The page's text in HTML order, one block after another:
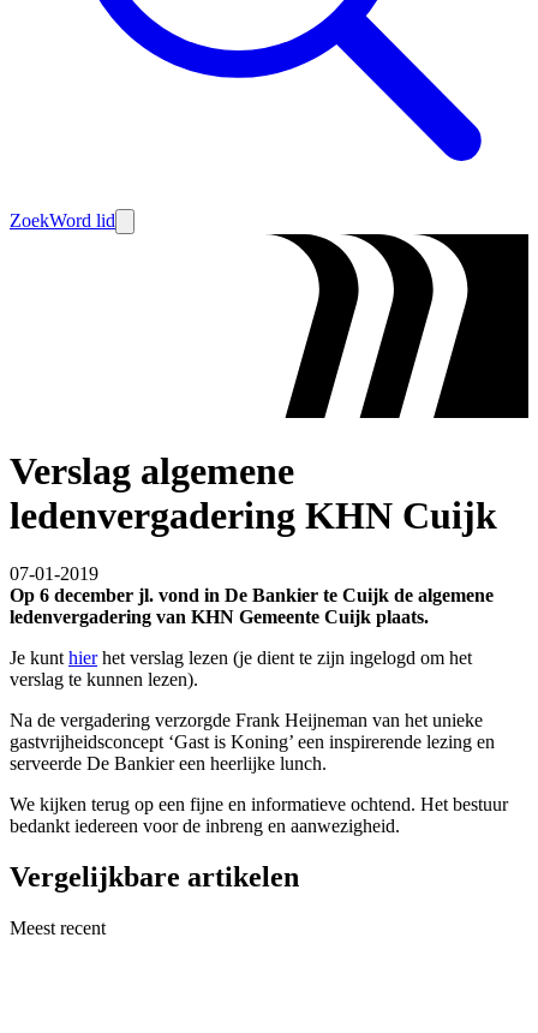
ZoekWord lid
Verslag algemene
ledenvergadering KHN Cuijk
07-01-2019
Op 6 december jl. vond in De Bankier te Cuijk de algemene
ledenvergadering van KHN Gemeente Cuijk plaats.
Je kunt hierhet verslag lezen (je dient te zijn ingelogd om het
verslag te kunnen lezen).
Na de vergadering verzorgde Frank Heijneman van het unieke
gastvrijheidsconcept ‘Gast is Koning’ een inspirerende lezing en
serveerde De Bankier een heerlijke lunch.
We kijken terug op een fijne en informatieve ochtend. Het bestuur
bedankt iedereen voor de inbreng en aanwezigheid.
Vergelijkbare artikelen
Meest recent